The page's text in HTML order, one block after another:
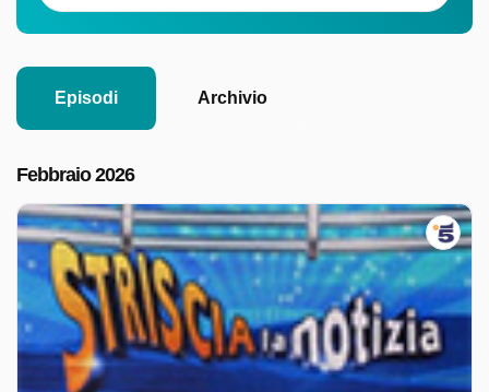
Episodi Archivio
Febbraio 2026